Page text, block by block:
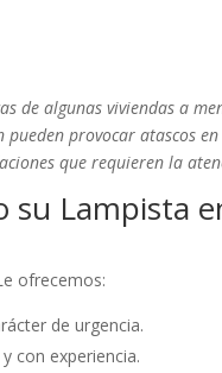
de algunas viviendas a
provocar atascos
que requieren la
su Lampista
ofrecemos:
de urgencia.
con experiencia.